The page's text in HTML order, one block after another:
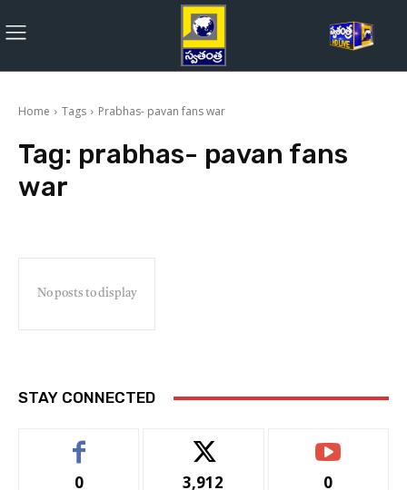
Home Tags Prabhas- pavan fans war
Tag: prabhas- pavan fans
war
No posts to display
STAY CONNECTED
0 3,912 0